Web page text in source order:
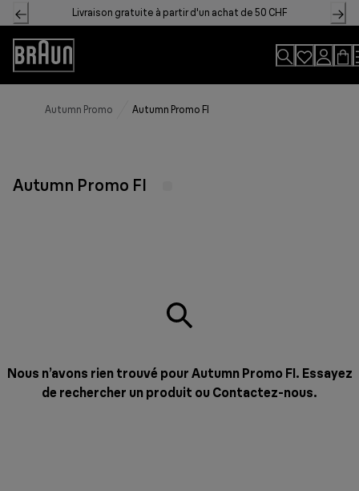
Skip
to
Content
Livraison gratuite à partir d'un achat de 50 CHF
Accessibility
Statement
Autumn Promo Autumn Promo FI
Autumn Promo FI
Nous n’avons rien trouvé pour Autumn Promo FI. Essayez
de rechercher un produit ou Contactez-nous.